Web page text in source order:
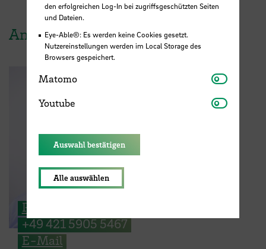
Ansprechpartner
Prof. Dr.-Ing. Lars Oelschläger
+49 421 5905 5467
E-Mail
den erfolgreichen Log-In bei zugriffsgeschützten Seiten
und Dateien.
Eye-Able®: Es werden keine Cookies gesetzt.
Nutzereinstellungen werden im Local Storage des
Browsers gespeichert.
Matomo Matomo
Youtube Youtube
Auswahl bestätigen
Alle auswählen